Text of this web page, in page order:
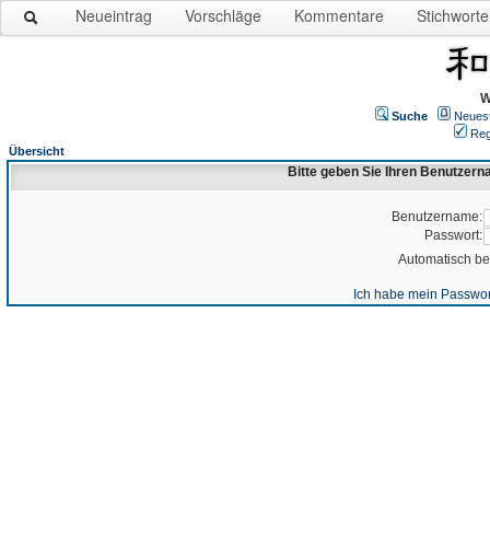
Neueintrag Vorschläge Kommentare Stichworte
Suche
Übersicht
Bitte geben Sie Ihren
Benutzername:
Passwort:
Automatisch
Ich habe mein